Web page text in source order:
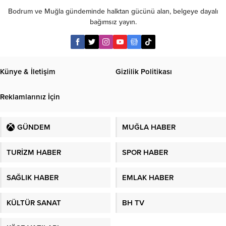
Bodrum ve Muğla gündeminde halktan gücünü alan, belgeye dayalı
bağımsız yayın.
Künye & İletişim Gizlilik Politikası
Reklamlarınız İçin
GÜNDEM MUĞLA HABER
TURİZM HABER SPOR HABER
SAĞLIK HABER EMLAK HABER
KÜLTÜR SANAT BH TV